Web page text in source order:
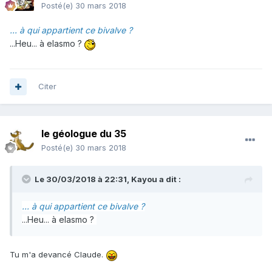
Posté(e) 30 mars 2018
... à qui appartient ce bivalve ?
...Heu... à elasmo ?
Citer
le géologue du 35
Posté(e) 30 mars 2018
Le 30/03/2018 à 22:31, Kayou a dit :
... à qui appartient ce bivalve ?
...Heu... à elasmo ?
Tu m'a devancé Claude.